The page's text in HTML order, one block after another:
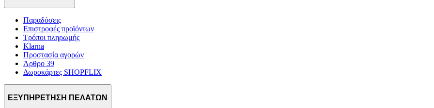
Παραδόσεις
Επιστροφές προϊόντων
Τρόποι πληρωμής
Klarna
Προστασία αγορών
Άρθρο 39
Δωροκάρτες SHOPFLIX
ΕΞΥΠΗΡΕΤΗΣΗ ΠΕΛΑΤΩΝ